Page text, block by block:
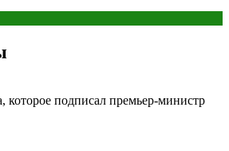
которое подписал премьер-министр